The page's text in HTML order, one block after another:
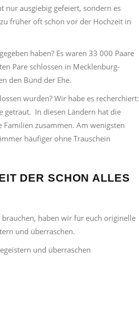
nur ausgiebig gefeiert, sondern es
früher oft schon vor der Hochzeit in
haben? Es waren 33 000 Paare
Pare schlossen in Mecklenburg-
den Bund der Ehe.
wurden? Wir habe es recherchiert:
getraut. In diesen Ländern hat die
zusammen. Am wenigsten
häufiger ohne Trauschein
DER SCHON ALLES
haben wir für euch originelle
und überraschen.